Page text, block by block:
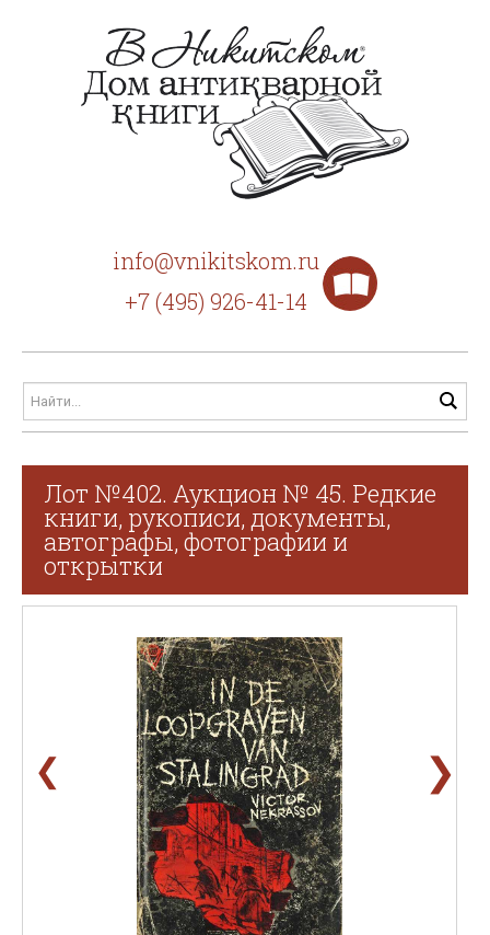
info@vnikitskom.ru
+7 (495) 926-41-14
Лот №402. Аукцион № 45. Редкие
книги, рукописи, документы,
автографы, фотографии и
открытки
❮ ❯